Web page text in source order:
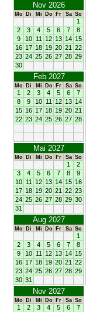
Nov 2026
Mo Di Mi Do Fr Sa So
1
2
3 4 5 6 7
8
9
10 11 12 13 14 15
16 17 18 19 20 21 22
23 24 25 26 27 28 29
30
Feb 2027
Mo Di Mi Do Fr Sa So
1 2 3 4 5 6
7
8
9 10 11 12 13 14
15 16 17 18 19 20 21
22 23 24 25 26 27 28
Mai 2027
Mo Di Mi Do Fr Sa So
1
2
3
4 5 6 7 8
9
10 11 12 13 14 15 16
17 18 19 20 21 22 23
24 25 26 27 28 29 30
31
Aug 2027
Mo Di Mi Do Fr Sa So
1
2
3 4 5 6 7
8
9
10 11 12 13 14 15
16 17 18 19 20 21 22
23 24 25 26 27 28 29
30 31
Nov 2027
Mo Di Mi Do Fr Sa So
1 2 3 4 5 6
7